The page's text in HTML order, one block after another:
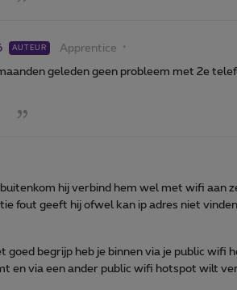
AUTEUR Apprentice
geleden geen probleem met 2e
hij verbind hem wel met wifi aan
fout geeft hij ofwel kan ip adres niet vinden
goed begrijp heb je binnen via je public wifi
en via een ander public wifi hotspot wilt